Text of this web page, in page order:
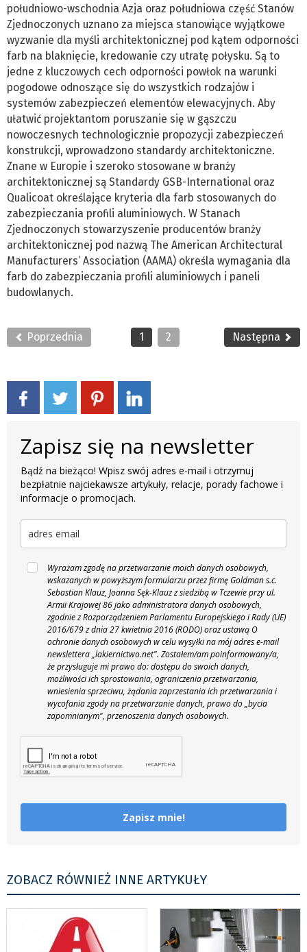
południowo-wschodnia Azja oraz południowa część Stanów
Zjednoczonych uznano za miejsca stanowiące wyjątkowe
wyzwanie dla myśli architektonicznej pod kątem odporności
farb na blaknięcie, kredowanie czy utratę połysku. Są to
jedne z kluczowych cech odporności powłok na warunki
pogodowe odnoszące się do wszystkich rodzajów i
systemów zabezpieczeń elementów elewacyjnych. Aby
ułatwić projektantom poruszanie się w gąszczu
nowoczesnych technologicznie propozycji zabezpieczeń
konstrukcji, wprowadzono standardy architektoniczne.
Znane w Europie i szeroko stosowane w branży
architektonicznej są Standardy GSB-International oraz
Qualicoat określające kryteria dla farb stosowanych do
zabezpieczania profili aluminiowych. W Stanach
Zjednoczonych stowarzyszenie producentów branży
architektonicznej pod nazwą The American Architectural
Manufacturers’ Association (AAMA) określa wymagania dla
farb do zabezpieczania profili aluminiowych i paneli
budowlanych.
Poprzednia 1 2 Następna
Zapisz się na newsletter
Bądź na bieżąco! Wpisz swój adres e-mail i otrzymuj
bezpłatnie najciekawsze artykuły, relacje, porady fachowe i
informacje o promocjach.
Wyrażam zgodę na przetwarzanie moich danych osobowych,
wskazanych w powyższym formularzu przez firmę Goldman s.c.
Sebastian Klauz, Joanna Sęk-Klauz z siedzibą w Tczewie przy ul.
Armii Krajowej 86 jako administratora danych osobowych,
zgodnie z Rozporządzeniem Parlamentu Europejskiego i Rady (UE)
2016/679 z dnia 27 kwietnia 2016 (RODO) oraz ustawą O
ochronie danych osobowych w celu wysyłki na mój adres e-mail
newslettera „lakiernictwo.net". Zostałem/am poinformowany/a,
że przysługuje mi prawo do: dostępu do swoich danych,
możliwości ich sprostowania, ograniczenia przetwarzania,
wniesienia sprzeciwu, żądania zaprzestania ich przetwarzania i
wycofania zgody na przetwarzanie danych, prawo do „bycia
zapomnianym", przenoszenia danych osobowych.
Zapisz mnie!
ZOBACZ RÓWNIEŻ INNE ARTYKUŁY